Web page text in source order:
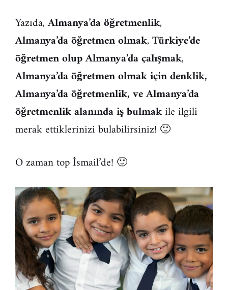
Yazıda,Almanya’da öğretmenlik,
Almanya’da öğretmen olmak,Türkiye’de
öğretmen olup Almanya’da çalışmak,
Almanya’da öğretmen olmak için denklik,
Almanya’da öğretmenlik, ve Almanya’da
öğretmenlik alanında iş bulmakile ilgili
merak ettiklerinizi bulabilirsiniz! 🙂
O zaman top İsmail’de! 🙂